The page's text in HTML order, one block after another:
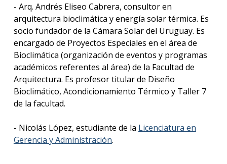
- Arq. Andrés Eliseo Cabrera, consultor en
arquitectura bioclimática y energía solar térmica. Es
socio fundador de la Cámara Solar del Uruguay. Es
encargado de Proyectos Especiales en el área de
Bioclimática (organización de eventos y programas
académicos referentes al área) de la Facultad de
Arquitectura. Es profesor titular de Diseño
Bioclimático, Acondicionamiento Térmico y Taller 7
de la facultad.
- Nicolás López, estudiante de la Licenciatura en
Gerencia y Administración.